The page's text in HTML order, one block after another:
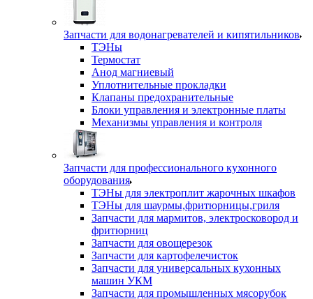
Запчасти для водонагревателей и кипятильников
ТЭНы
Термостат
Анод магниевый
Уплотнительные прокладки
Клапаны предохранительные
Блоки управления и электронные платы
Механизмы управления и контроля
Запчасти для профессионального кухонного
оборудования
ТЭНы для электроплит жарочных шкафов
ТЭНы для шаурмы,фритюрницы,гриля
Запчасти для мармитов, электросковород и
фритюрниц
Запчасти для овощерезок
Запчасти для картофелечисток
Запчасти для универсальных кухонных
машин УКМ
Запчасти для промышленных мясорубок